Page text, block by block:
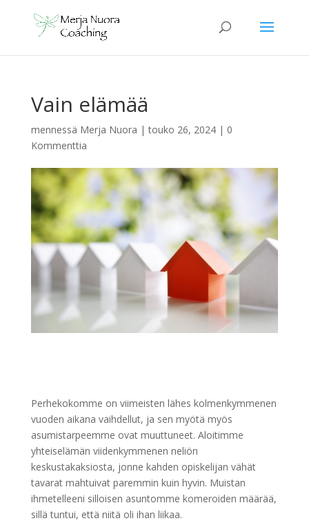
Vain elämää
mennessä Merja Nuora |touko 26, 2024| 0
Kommenttia
Perhekokomme on viimeisten lähes kolmenkymmenen
vuoden aikana vaihdellut, ja sen myötä myös
asumistarpeemme ovat muuttuneet. Aloitimme
yhteiselämän viidenkymmenen neliön
keskustakaksiosta, jonne kahden opiskelijan vähät
tavarat mahtuivat paremmin kuin hyvin. Muistan
ihmetelleeni silloisen asuntomme komeroiden määrää,
sillä tuntui, että niitä oli ihan liikaa.